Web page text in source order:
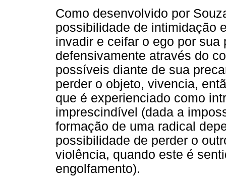
Como desenvolvido por
possibilidade de intimidação
invadir e ceifar o ego por
defensivamente através do
possíveis diante de sua
perder o objeto, vivencia,
que é experienciado como
imprescindível (dada a
formação de uma radical
possibilidade de perder o
violência, quando este é
engolfamento).